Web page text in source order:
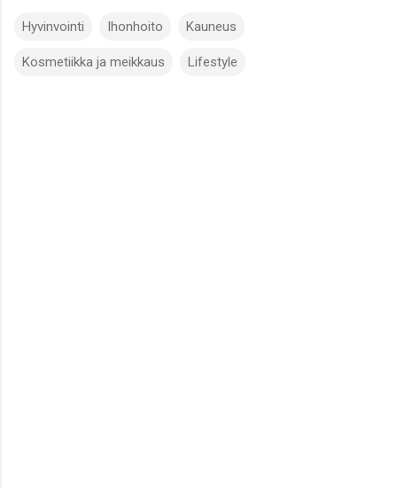
Hyvinvointi Ihonhoito Kauneus
Kosmetiikka ja meikkaus Lifestyle